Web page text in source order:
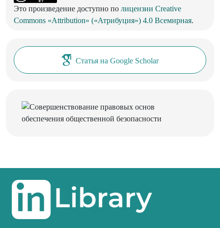
Это произведение доступно по лицензии Creative
Commons «Attribution» («Атрибуция») 4.0 Всемирная.
Статья на Google Scholar